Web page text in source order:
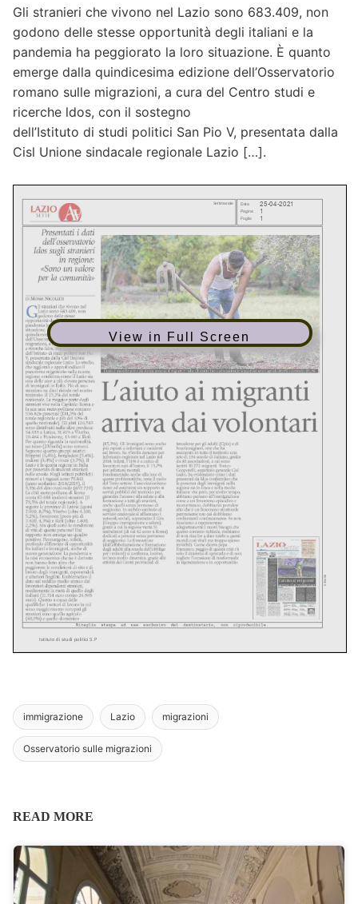
Gli stranieri che vivono nel Lazio sono 683.409, non
godono delle stesse opportunità degli italiani e la
pandemia ha peggiorato la loro situazione. È quanto
emerge dalla quindicesima edizione dell’Osservatorio
romano sulle migrazioni, a cura del Centro studi e
ricerche ldos, con il sostegno
dell’Istituto di studi politici San Pio V, presentata dalla
Cisl Unione sindacale regionale Lazio […].
View in Full Screen
immigrazione Lazio migrazioni
Osservatorio sulle migrazioni
READ MORE